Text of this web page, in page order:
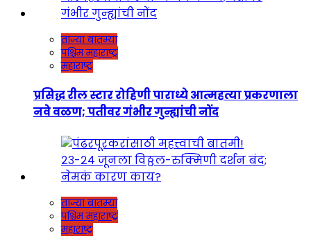
ताज्या बातम्या
पश्चिम महाराष्ट्र
महाराष्ट्र
प्रसिद्ध रील स्टार रोहिणी पाराध्ये आत्महत्या प्रकरणाला
नवे वळण; पतीवर गंभीर गुन्ह्यांची नोंद
ताज्या बातम्या
पश्चिम महाराष्ट्र
महाराष्ट्र